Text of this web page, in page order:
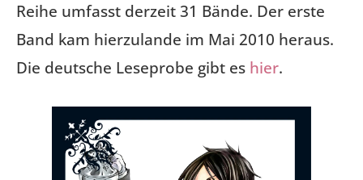
Reihe umfasst derzeit 31 Bände. Der erste
Band kam hierzulande im Mai 2010 heraus.
Die deutsche Leseprobe gibt es hier.